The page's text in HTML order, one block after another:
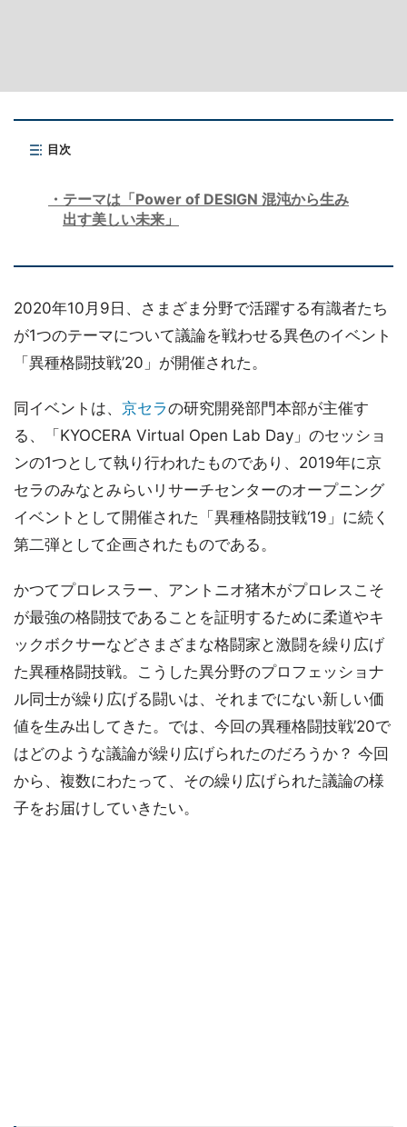
目次
テーマは「Power of DESIGN 混沌から生み
出す美しい未来」
2020年10月9日、さまざま分野で活躍する有識者たち
が1つのテーマについて議論を戦わせる異色のイベント
「異種格闘技戦’20」が開催された。
同イベントは、 京セラの研究開発部門本部が主催す
る、「KYOCERA Virtual Open Lab Day」のセッショ
ンの1つとして執り行われたものであり、2019年に京
セラのみなとみらいリサーチセンターのオープニング
イベントとして開催された「異種格闘技戦‘19」に続く
第二弾として企画されたものである。
かつてプロレスラー、アントニオ猪木がプロレスこそ
が最強の格闘技であることを証明するために柔道やキ
ックボクサーなどさまざまな格闘家と激闘を繰り広げ
た異種格闘技戦。こうした異分野のプロフェッショナ
ル同士が繰り広げる闘いは、それまでにない新しい価
値を生み出してきた。では、今回の異種格闘技戦’20で
はどのような議論が繰り広げられたのだろうか？ 今回
から、複数にわたって、その繰り広げられた議論の様
子をお届けしていきたい。